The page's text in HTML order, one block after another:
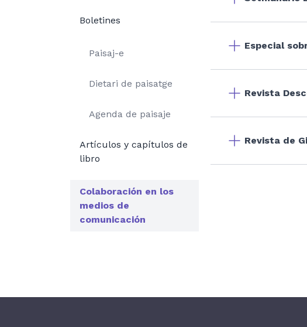
Boletines
Paisaj-e
Dietari de paisatge
Agenda de paisaje
Artículos y capítulos de
libro
Colaboración en los
medios de
comunicación
Especial
Revista
Revista de